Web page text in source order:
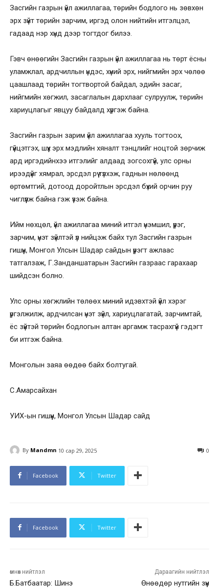
Засгийн газрын үйл ажиллагаа, төрийн бодлого нь зөвхөн
эрх зүйт төрийн зарчим, иргэд олон нийтийн итгэлцэл,
гадаад нэр хүнд дээр тогтдог билээ.
Гэвч өнөөгийн Засгийн газрын үйл ажиллагаа нь төрт ёсны
уламжлал, ардчиллын үндэс, хүний эрх, нийгмийн эрх чөлөө
цаашлаад төрийн тогтвортой байдал, эдийн засаг,
нийгмийн хөгжил, засаглалын дархлааг сулруулж, төрийн
хариуцлагыг явцуу байдалд хүргэж байна.
Засгийн газрын зарим үйл ажиллагаа хууль тогтоох,
гүйцэтгэх, шүүх эрх мэдлийн хяналт тэнцлийг ноцтой зөрчиж
ард иргэдийнхээ итгэлийг алдаад зогсохгүй, улс орны
ирээдүйг хямрал, эрсдэл рүү түлхэж, гаднын нөлөөнд
өртөмтгий, дотоод доройтлын эрсдэл бүхий орчин руу
чиглүүлж байна гэж үзэж байна.
Ийм нөхцөл, үйл ажиллагаа миний итгэл үнэмшил, үүрэг,
зарчим, үнэт зүйлтэй үл нийцэж байх тул Засгийн газрын
гишүүн, Монгол Улсын Шадар сайдын үүрэгт ажлаас
татгалзаж, Г.Занданшатарын Засгийн газраас гарахаар
шийдсэн болно.
Улс орны хөгжлийн төлөөх миний идэвхтэй үйл хэрэг
үргэлжилж, ардчилсан үнэт зүйл, хариуцлагатай, зарчимтай,
ёс зүйтэй төрийн бодлогын алтан аргамж тасрахгүй гэдэгт
би итгэж байна.
Монголын заяа өөдөө байх болтугай.
С.Амарсайхан
УИХ-ын гишүүн, Монгол Улсын Шадар сайд
By Mandmn 10 сар 29, 2025 0
Facebook Twitter
Facebook Twitter
өмнөх нийтлэл
Б.Батбаатар: Шинэ
Дараагийн нийтлэл
Өнөөдөр нутгийн зүүн